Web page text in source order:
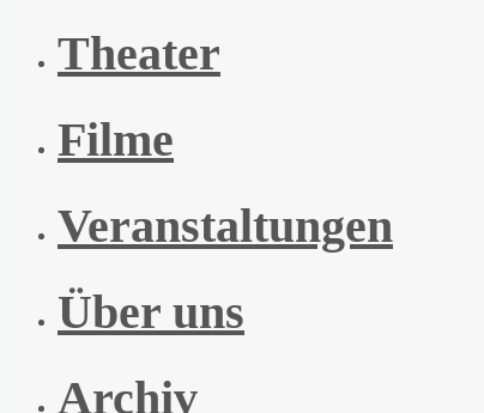
Theater
Filme
Veranstaltungen
Über uns
Archiv